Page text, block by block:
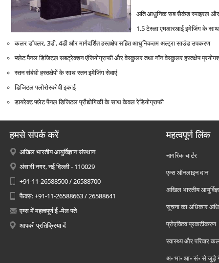
अति आधुनिक सब सैकंड स्‍पाइरल और
1.5 टेस्‍ला एमआरआई इमेजिंग के साथ
कलर डॉपलर, 3डी, 4डी और मार्गदर्शित हस्‍तक्षेप सहित आधुनिकतम अल्‍ट्रा साउंड उपकरण
फ्लेट पैनल डिजिटल सबट्रेक्‍शन एंजियोग्राफी और वेस्‍कुलर तथा नॉन वेस्‍कुलर हस्‍तक्षेप
स्‍तन संबंधी हस्‍तक्षेपों के साथ स्‍तन इमेजिंग सेवाएं
डिजिटल फ्लोरोस्‍कोपी इकाई
डायरेक्‍ट फ्लेट पैनल डिजिटल प्रौद्योगिकी के साथ केवल रेडियोग्राफी
हमसे संपर्क करें
अखिल भारतीय आयुर्विज्ञान संस्थान
अंसारी नगर, नई दिल्ली - 110029
+91-11-26588500 / 26588700
फैक्स: +91-11-26588663 / 26588641
एम्स में महत्वपूर्ण ई -मेल पते
आपकी प्रतिक्रिया दें
महत्वपूर्ण लिंक
नागरिक चार्टर
एम्स ऑनलाइन दान
अखिल भारतीय
सूचना का अधिकार
प्रोएक्टिव प्रकटीकरण
स्वास्थ्य और परिवार
अ॰ भा॰ आ॰ सं॰ से जुड़े